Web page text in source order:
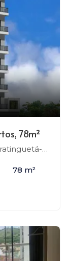
78m²
SP
78 m²